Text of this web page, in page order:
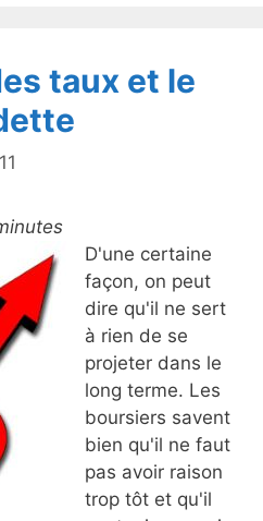
taux et le
D'une certaine
façon, on peut
dire qu'il ne sert
à rien de se
projeter dans le
long terme. Les
boursiers savent
bien qu'il ne faut
pas avoir raison
trop tôt et qu'il